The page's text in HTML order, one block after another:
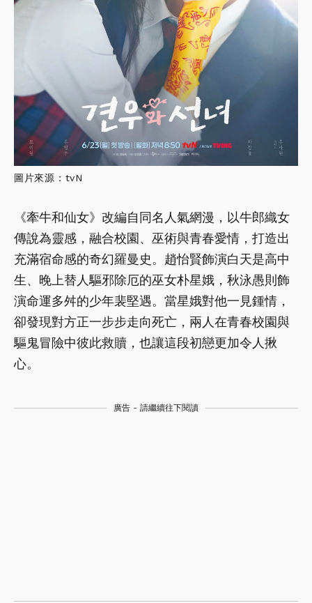
圖片來源：tvN
《牽牛和仙女》改編自同名人氣網漫，以牛郎織女
傳說為靈感，融合校園、巫術與青春愛情，打造出
充滿宿命感的奇幻羅曼史。趙怡賢飾演白天是高中
生、晚上替人驅邪除厄的巫女朴星娥，秋泳愚則飾
演命運多舛的少年裴堅遇。當星娥對他一見鍾情，
卻發現對方正一步步走向死亡，兩人在青春校園與
驅鬼冒險中彼此救贖，也讓這段初戀更加令人揪
心。
廣告 - 請繼續往下閱讀